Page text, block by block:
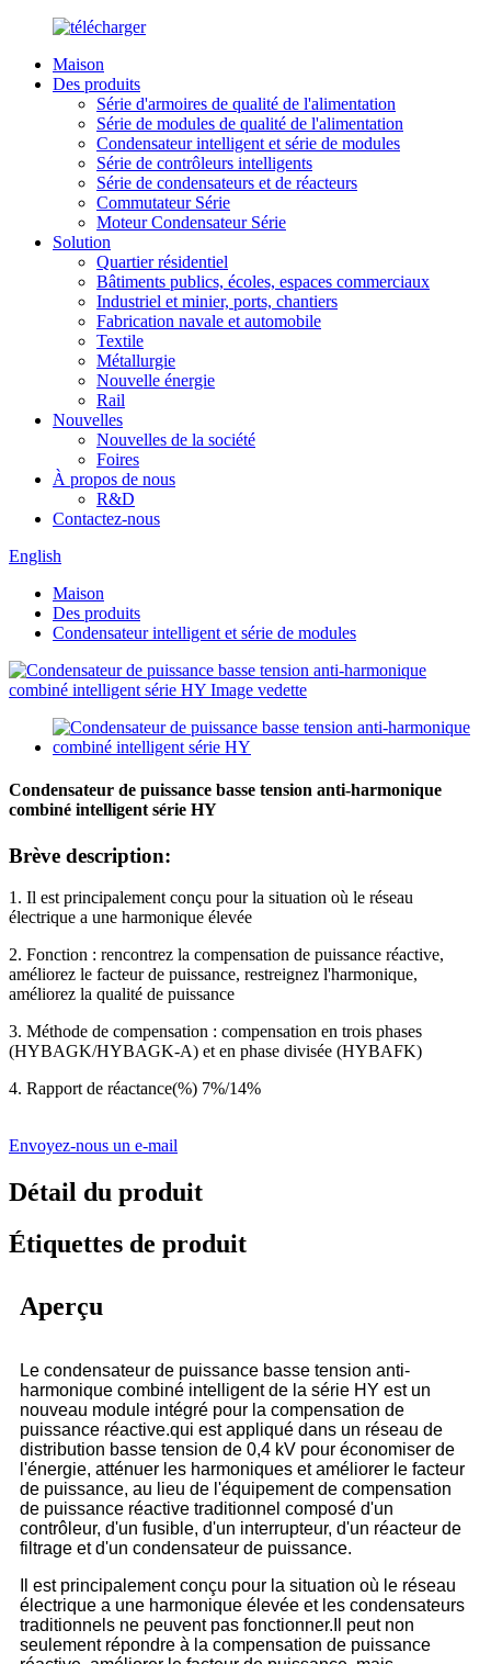
Maison
Des produits
Série d'armoires de qualité de l'alimentation
Série de modules de qualité de l'alimentation
Condensateur intelligent et série de modules
Série de contrôleurs intelligents
Série de condensateurs et de réacteurs
Commutateur Série
Moteur Condensateur Série
Solution
Quartier résidentiel
Bâtiments publics, écoles, espaces commerciaux
Industriel et minier, ports, chantiers
Fabrication navale et automobile
Textile
Métallurgie
Nouvelle énergie
Rail
Nouvelles
Nouvelles de la société
Foires
À propos de nous
R&D
Contactez-nous
English
Maison
Des produits
Condensateur intelligent et série de modules
Condensateur de puissance basse tension anti-harmonique
combiné intelligent série HY
Brève description:
1. Il est principalement conçu pour la situation où le réseau
électrique a une harmonique élevée
2. Fonction : rencontrez la compensation de puissance réactive,
améliorez le facteur de puissance, restreignez l'harmonique,
améliorez la qualité de puissance
3. Méthode de compensation : compensation en trois phases
(HYBAGK/HYBAGK-A) et en phase divisée (HYBAFK)
4. Rapport de réactance(%) 7%/14%
Envoyez-nous un e-mail
Détail du produit
Étiquettes de produit
Aperçu
Le condensateur de puissance basse tension anti-
harmonique combiné intelligent de la série HY est un
nouveau module intégré pour la compensation de
puissance réactive.qui est appliqué dans un réseau de
distribution basse tension de 0,4 kV pour économiser de
l'énergie, atténuer les harmoniques et améliorer le facteur
de puissance, au lieu de l'équipement de compensation
de puissance réactive traditionnel composé d'un
contrôleur, d'un fusible, d'un interrupteur, d'un réacteur de
filtrage et d'un condensateur de puissance.
Il est principalement conçu pour la situation où le réseau
électrique a une harmonique élevée et les condensateurs
traditionnels ne peuvent pas fonctionner.Il peut non
seulement répondre à la compensation de puissance